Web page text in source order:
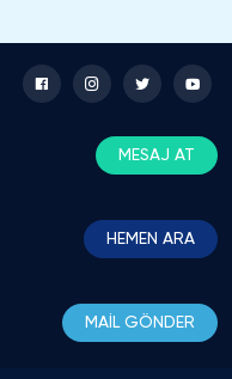
MESAJ AT
HEMEN ARA
MAİL GÖNDER